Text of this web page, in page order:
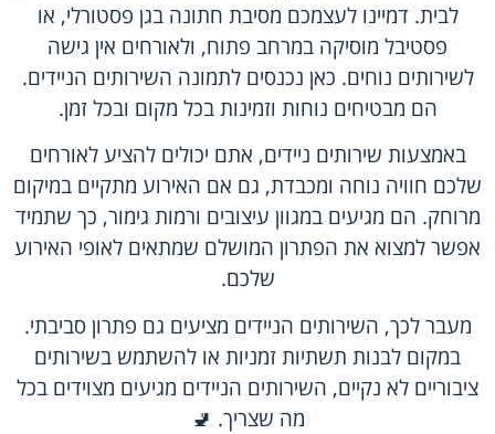
לבית. דמיינו לעצמכם מסיבת חתונה בגן פסטורלי, או
פסטיבל מוסיקה במרחב פתוח, ולאורחים אין גישה
לשירותים נוחים. כאן נכנסים לתמונה השירותים הניידים.
הם מבטיחים נוחות וזמינות בכל מקום ובכל זמן.
באמצעות שירותים ניידים, אתם יכולים להציע לאורחים
שלכם חוויה נוחה ומכבדת, גם אם האירוע מתקיים במיקום
מרוחק. הם מגיעים במגוון עיצובים ורמות גימור, כך שתמיד
אפשר למצוא את הפתרון המושלם שמתאים לאופי האירוע
שלכם.
מעבר לכך, השירותים הניידים מציעים גם פתרון סביבתי.
במקום לבנות תשתיות זמניות או להשתמש בשירותים
ציבוריים לא נקיים, השירותים הניידים מגיעים מצוידים בכל
מה שצריך. 🚽